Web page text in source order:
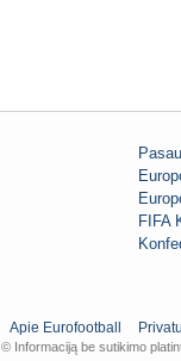
FIFA
Apie Eurofootball
© Informaciją be sutikimo